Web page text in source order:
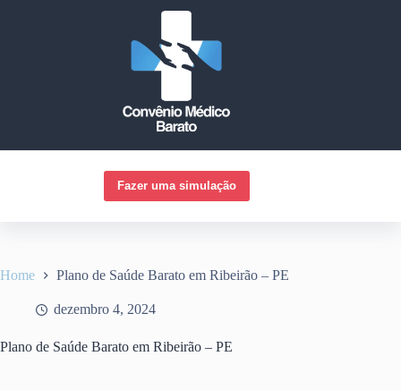
Fazer uma simulação
Home Plano de Saúde Barato em Ribeirão – PE
dezembro 4, 2024
Plano de Saúde Barato em Ribeirão – PE